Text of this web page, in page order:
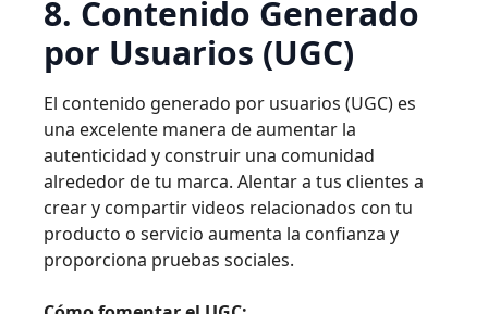
8. Contenido Generado
por Usuarios (UGC)
El contenido generado por usuarios (UGC) es
una excelente manera de aumentar la
autenticidad y construir una comunidad
alrededor de tu marca. Alentar a tus clientes a
crear y compartir videos relacionados con tu
producto o servicio aumenta la confianza y
proporciona pruebas sociales.